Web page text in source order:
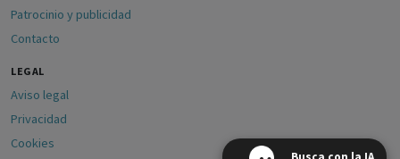
Patrocinio y publicidad
Contacto
LEGAL
Aviso legal
Privacidad
Cookies